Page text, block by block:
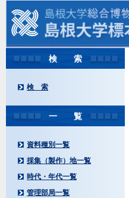
検 索
検 索
一 覧
資料種別一覧
採集（製作）地一覧
時代・年代一覧
管理部局一覧